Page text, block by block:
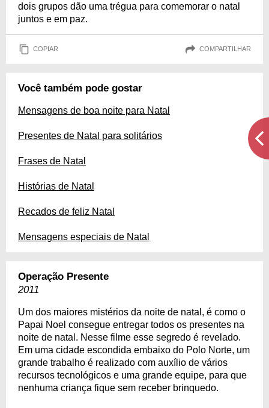
dois grupos dão uma trégua para comemorar o natal
juntos e em paz.
COPIAR COMPARTILHAR
Você também pode gostar
Mensagens de boa noite para Natal
Presentes de Natal para solitários
Frases de Natal
Histórias de Natal
Recados de feliz Natal
Mensagens especiais de Natal
Operação Presente
2011
Um dos maiores mistérios da noite de natal, é como o
Papai Noel consegue entregar todos os presentes na
noite de natal. Nesse filme esse segredo é revelado.
Em uma cidade escondida embaixo do Polo Norte, um
grande trabalho é realizado com auxílio de vários
recursos tecnológicos e uma grande equipe, para que
nenhuma criança fique sem receber brinquedo.